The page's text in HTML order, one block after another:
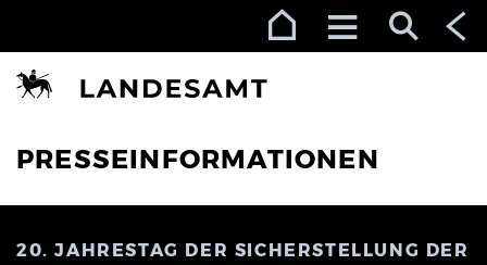
PRESSEINFORMATIONEN
20. JAHRESTAG DER SICHERSTELLUNG DER